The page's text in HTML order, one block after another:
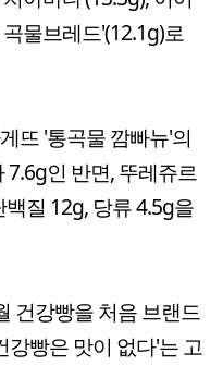
물브레드'(12.1g)로
뜨 '통곡물 깜빠뉴'의
인 반면, 뚜레쥬르
질 12g, 당류 4.5g을
건강빵을 처음 브랜드
강빵은 맛이 없다'는 고